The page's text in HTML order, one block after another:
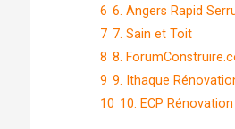
6 6. Angers Rapid
7 7. Sain et Toit
8 8.
9 9. Ithaque
10 10. ECP